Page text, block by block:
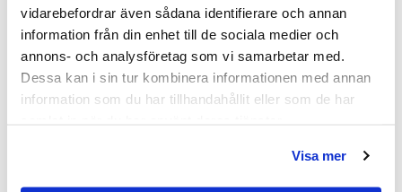
vidarebefordrar även sådana identifierare och annan
information från din enhet till de sociala medier och
annons- och analysföretag som vi samarbetar med.
Dessa kan i sin tur kombinera informationen med annan
information som du har tillhandahållit eller som de har
Visa mer
möbeln. Blöta fläckar, även vanligt vatten, torkas upp
så snart som möjligt.
Haven H2 Serie
Haven H2 Kommoder